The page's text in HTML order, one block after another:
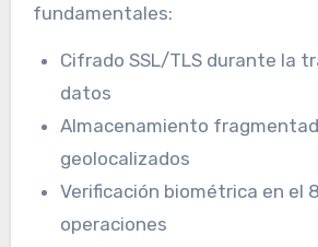
fundamentales:
Cifrado SSL/TLS durante la
datos
Almacenamiento
geolocalizados
Verificación biométrica en el
operaciones